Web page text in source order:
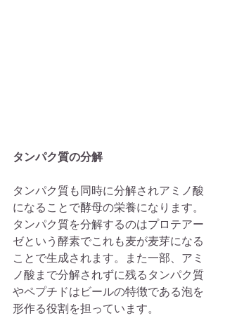
タンパク質の分解
タンパク質も同時に分解されアミノ酸
になることで酵母の栄養になります。
タンパク質を分解するのはプロテアー
ゼという酵素でこれも麦が麦芽になる
ことで生成されます。また一部、アミ
ノ酸まで分解されずに残るタンパク質
やペプチドはビールの特徴である泡を
形作る役割を担っています。